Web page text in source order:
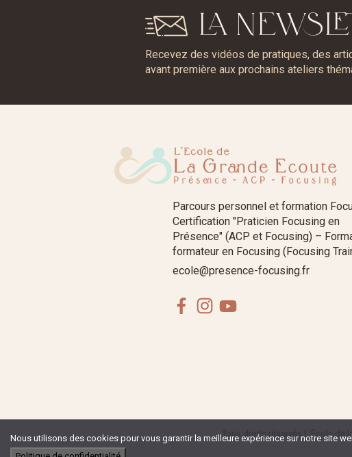
LA
Recevez des vidéos de pratiques, des
avant première aux prochains ateliers
Parcours personnel et formation
Certification "Praticien Focusing en
Présence" (ACP et Focusing) –
formateur en Focusing (Focusing
ecole@presence-focusing.fr
FacebookInstagram
Youtube
Tous droits réservés L'École de
Nous utilisons des cookies pour vous garantir la meilleure expérience sur notre site